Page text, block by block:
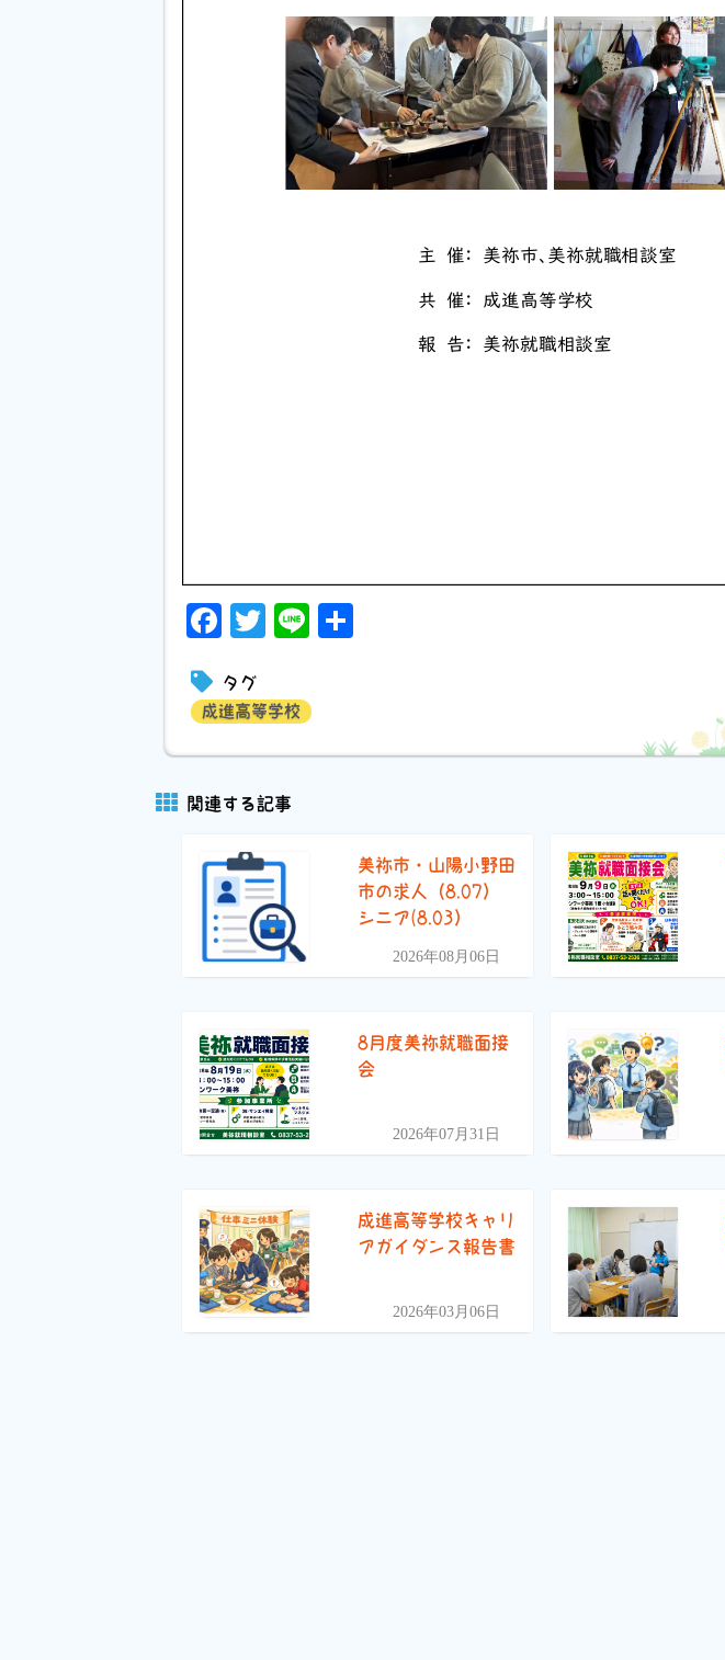
Facebook
Twitter
Line
タグ
成進高等学校
関連する記事
美祢市・山陽小野田
市の求人（8.07）
シニア(8.03）
2026年08月06日
8月度美祢就職面接
会
2026年07月31日
成進高等学校キャリ
アガイダンス報告書
2026年03月06日